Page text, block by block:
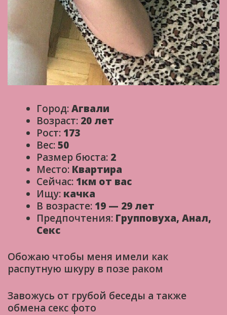
Город:Агвали
Возраст: 20 лет
Рост: 173
Вес:50
Размер бюста: 2
Место: Квартира
Сейчас: 1км от вас
Ищу: качка
В возрасте: 19 — 29 лет
Предпочтения: Групповуха, Анал,
Секс
Обожаю чтобы меня имели как
распутную шкуру в позе раком
Завожусь от грубой беседы а также
обмена секс фото